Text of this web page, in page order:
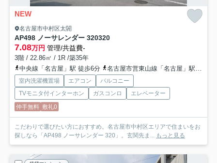
NEW
名古屋市中村区太閤
AP498 ノーサレンダー 320320
7.08万円 管理/共益費-
3階 / 22.86㎡ / 1R /築35年
中央線「名古屋」駅 徒歩6分
名古屋市営東山線「名古屋」駅 徒歩6分
室内洗濯機置場 エアコン
バルコニー
TVモニタ付インターホン
ガスコンロ
エレベーター
仲手無料 敷礼0
こだわりで選びたい方におすすめ。名古屋市中村区エリアで住まいをお
探しなら「AP498 ノーサレンダー 320」。玄関先ま... もっと見る